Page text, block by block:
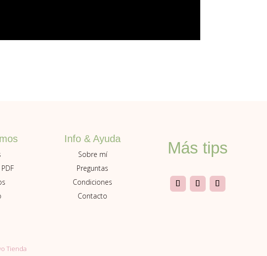
Info & Ayuda
Sobre mí
Preguntas
Condiciones
Contacto
Más tips
Tienda